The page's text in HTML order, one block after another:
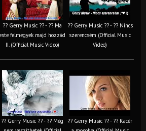
?? Gerry Music ?? - ?? Ma
felmegyek majd hozzád
II. (Official Music Video)
?? Gerry Music ?? - ?? Nincs
szerencsém (Official Music
Video)
?? Gerry Music ?? - ?? Még
?? Gerry Music ?? - ?? Kacér